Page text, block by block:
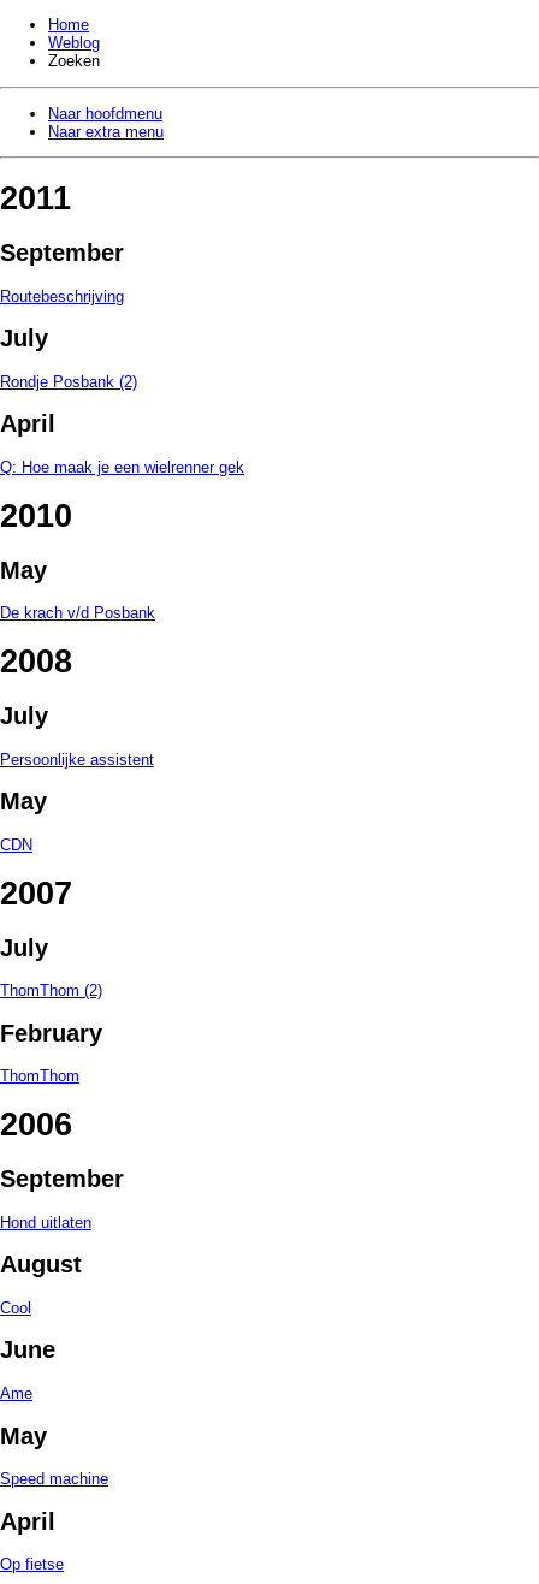
Home
Weblog
Zoeken
Naar hoofdmenu
Naar extra menu
2011
September
Routebeschrijving
July
Rondje Posbank (2)
April
Q: Hoe maak je een wielrenner gek
2010
May
De krach v/d Posbank
2008
July
Persoonlijke assistent
May
CDN
2007
July
ThomThom (2)
February
ThomThom
2006
September
Hond uitlaten
August
Cool
June
Ame
May
Speed machine
April
Op fietse